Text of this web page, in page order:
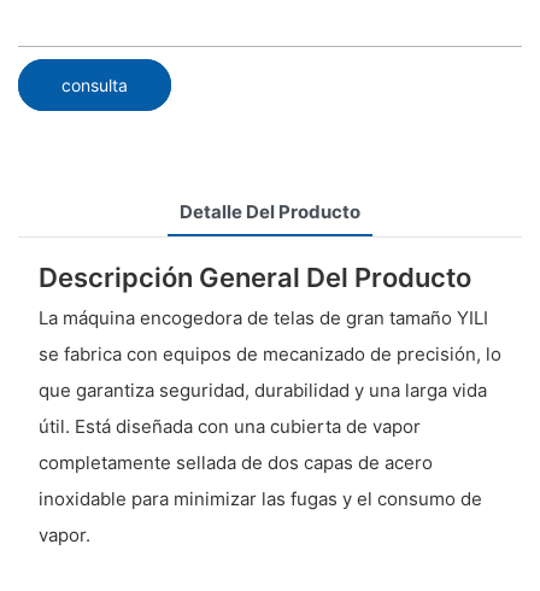
consulta
Detalle Del Producto
Descripción General Del Producto
La máquina encogedora de telas de gran tamaño YILI
se fabrica con equipos de mecanizado de precisión, lo
que garantiza seguridad, durabilidad y una larga vida
útil. Está diseñada con una cubierta de vapor
completamente sellada de dos capas de acero
inoxidable para minimizar las fugas y el consumo de
vapor.